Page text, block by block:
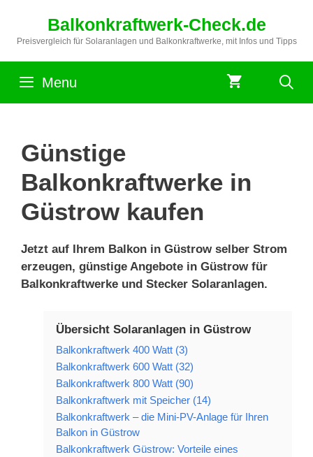
springen
Balkonkraftwerk-Check.de
Preisvergleich für Solaranlagen und Balkonkraftwerke, mit Infos und Tipps
Menu
Günstige
Balkonkraftwerke in
Güstrow kaufen
Jetzt auf Ihrem Balkon in Güstrow selber Strom
erzeugen, günstige Angebote in Güstrow für
Balkonkraftwerke und Stecker Solaranlagen.
Übersicht Solaranlagen in Güstrow
Balkonkraftwerk 400 Watt (3)
Balkonkraftwerk 600 Watt (32)
Balkonkraftwerk 800 Watt (90)
Balkonkraftwerk mit Speicher (14)
Balkonkraftwerk – die Mini-PV-Anlage für Ihren
Balkon in Güstrow
Balkonkraftwerk Güstrow: Vorteile eines